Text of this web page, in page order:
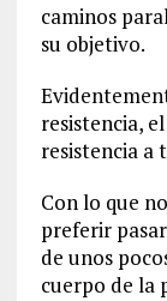
caminos
su objetivo.
resistencia,
resistencia a
Con lo que
preferir
de unos
cuerpo de la